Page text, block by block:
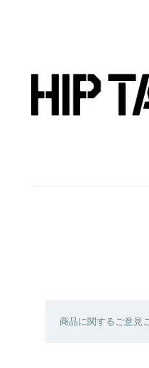
商品に関するご意見